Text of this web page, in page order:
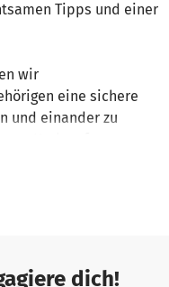
Tipps und einer
wir
eine sichere
und einander zu
alleingelassen fühlt,
einfache,
dich!